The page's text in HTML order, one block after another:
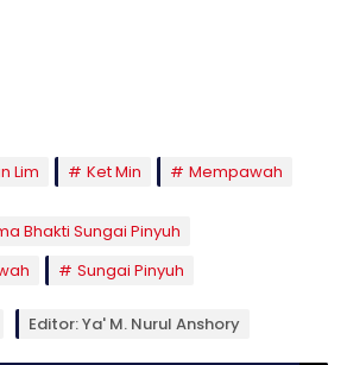
Lim Ket Min
Mempawah
Bhakti Sungai Pinyuh
Sungai Pinyuh
Editor: Ya' M. Nurul Anshory